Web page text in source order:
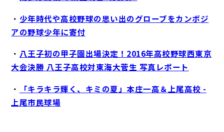
・ 少年時代や高校野球の思い出のグローブをカンボジ
アの野球少年に寄付
・ 八王子初の甲子園出場決定！2016年高校野球西東京
大会決勝 八王子高校対東海大菅生 写真レポート
・
「キラキラ輝く、キミの夏」本庄一高＆上尾高校 -
上尾市民球場